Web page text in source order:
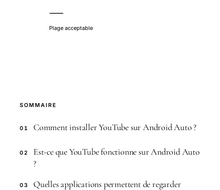
—
Plage acceptable
SOMMAIRE
01 Comment installer YouTube sur Android Auto ?
02
Est-ce que YouTube fonctionne sur Android Auto
?
03
Quelles applications permettent de regarder